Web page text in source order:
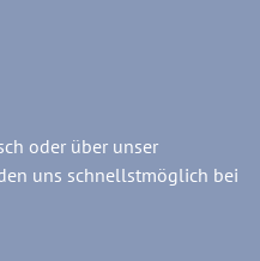
oder über unser
uns schnellstmöglich bei